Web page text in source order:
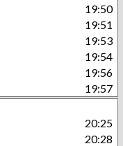
19:50
19:51
19:53
19:54
19:56
19:57
20:25
20:28